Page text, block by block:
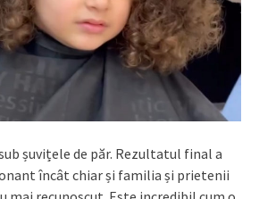
șuvițele de păr. Rezultatul final a
încât chiar și familia și prietenii